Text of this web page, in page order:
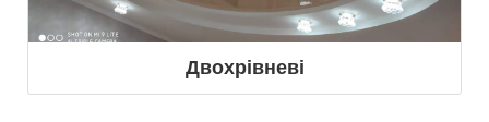
Двохрівневі